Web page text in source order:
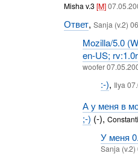
Misha v.3[M]
Ответ,Sanja (v.2)
Mozilla/5.0
en-US;
woofer
:-), Ilya
А у меня в
;-) (-),
У меня
Sanja